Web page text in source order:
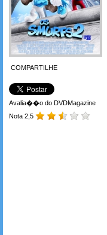
COMPARTILHE
Avalia��o do DVDMagazine
Nota 2,5